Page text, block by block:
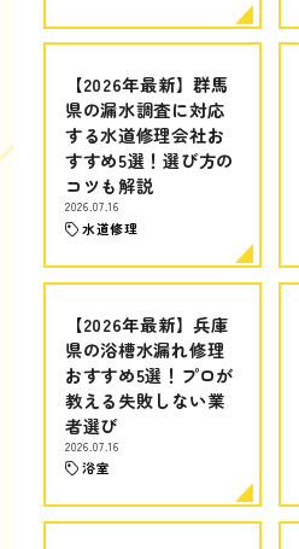
【2026年最新】群馬
県の漏水調査に対応
する水道修理会社お
すすめ5選！選び方の
コツも解説
2026.07.16
水道修理
【2026年最新】兵庫
県の浴槽水漏れ修理
おすすめ5選！プロが
教える失敗しない業
者選び
2026.07.16
浴室